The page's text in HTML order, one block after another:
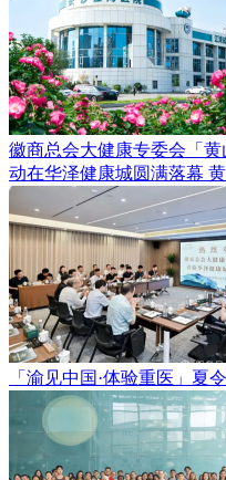
徽商总会大健康专委会「
动在华泽健康城圆满落幕
「渝见中国·体验重医」夏